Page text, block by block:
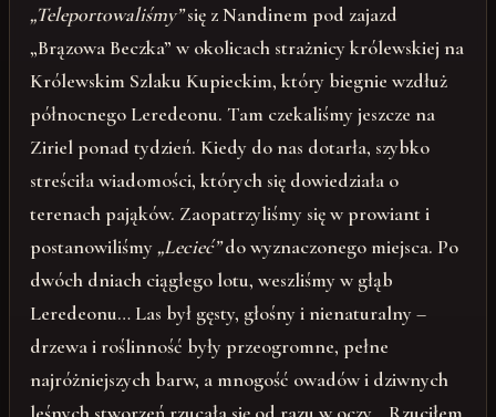
„Teleportowaliśmy”się z Nandinem pod zajazd
„Brązowa Beczka” w okolicach strażnicy królewskiej na
Królewskim Szlaku Kupieckim, który biegnie wzdłuż
północnego Leredeonu. Tam czekaliśmy jeszcze na
Ziriel ponad tydzień. Kiedy do nas dotarła, szybko
streściła wiadomości, których się dowiedziała o
terenach pająków. Zaopatrzyliśmy się w prowiant i
postanowiliśmy„Lecieć”do wyznaczonego miejsca. Po
dwóch dniach ciągłego lotu, weszliśmy w głąb
Leredeonu… Las był gęsty, głośny i nienaturalny –
drzewa i roślinność były przeogromne, pełne
najróżniejszych barw, a mnogość owadów i dziwnych
leśnych stworzeń rzucała się od razu w oczy… Rzuciłem